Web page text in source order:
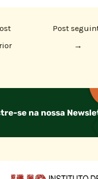
Post
→
se na nossa